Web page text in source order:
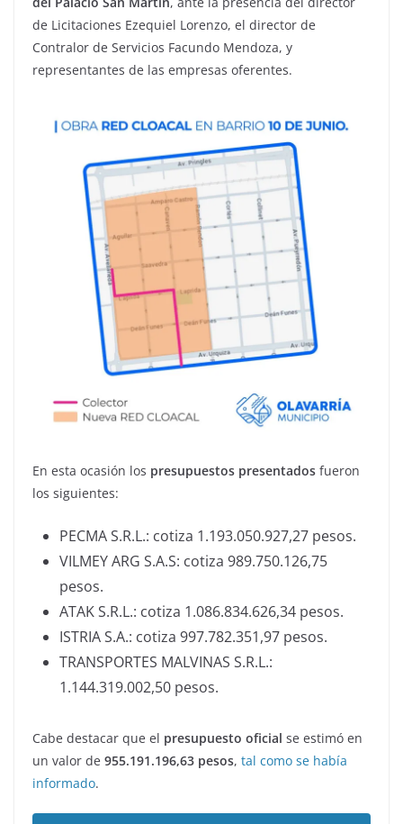
de Licitaciones Ezequiel Lorenzo, el director de
Contralor de Servicios Facundo Mendoza, y
representantes de las empresas oferentes.
En esta ocasión los presupuestos presentados fueron
los siguientes:
PECMA S.R.L.: cotiza 1.193.050.927,27 pesos.
VILMEY ARG S.A.S: cotiza 989.750.126,75
pesos.
ATAK S.R.L.: cotiza 1.086.834.626,34 pesos.
ISTRIA S.A.: cotiza 997.782.351,97 pesos.
TRANSPORTES MALVINAS S.R.L.:
1.144.319.002,50 pesos.
Cabe destacar que el presupuesto oficial se estimó en
un valor de 955.191.196,63 pesos, tal como se había
informado.